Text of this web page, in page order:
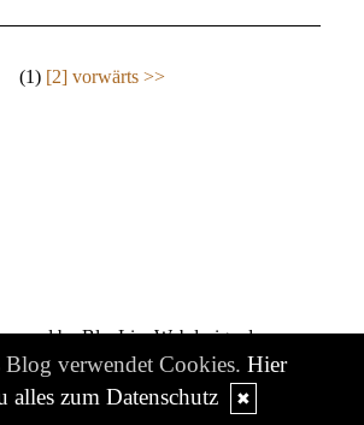
(1) [2] vorwärts >>
by BlueLionWebdesign.de
Blog verwendet Cookies. Hier
alles zum Datenschutz
✖